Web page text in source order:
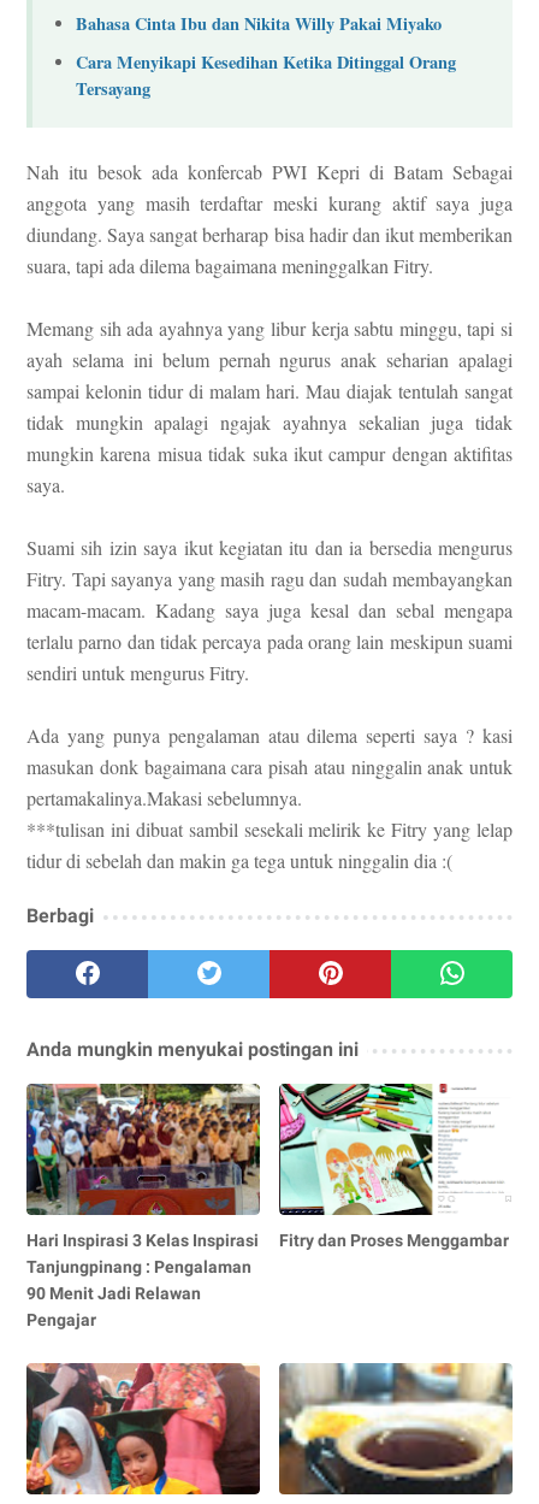
Bahasa Cinta Ibu dan Nikita Willy Pakai Miyako
Cara Menyikapi Kesedihan Ketika Ditinggal Orang
Tersayang
Nah itu besok ada konfercab PWI Kepri di Batam Sebagai
anggota yang masih terdaftar meski kurang aktif saya juga
diundang. Saya sangat berharap bisa hadir dan ikut memberikan
suara, tapi ada dilema bagaimana meninggalkan Fitry.
Memang sih ada ayahnya yang libur kerja sabtu minggu, tapi si
ayah selama ini belum pernah ngurus anak seharian apalagi
sampai kelonin tidur di malam hari. Mau diajak tentulah sangat
tidak mungkin apalagi ngajak ayahnya sekalian juga tidak
mungkin karena misua tidak suka ikut campur dengan aktifitas
saya.
Suami sih izin saya ikut kegiatan itu dan ia bersedia mengurus
Fitry. Tapi sayanya yang masih ragu dan sudah membayangkan
macam-macam. Kadang saya juga kesal dan sebal mengapa
terlalu parno dan tidak percaya pada orang lain meskipun suami
sendiri untuk mengurus Fitry.
Ada yang punya pengalaman atau dilema seperti saya ? kasi
masukan donk bagaimana cara pisah atau ninggalin anak untuk
pertamakalinya.Makasi sebelumnya.
***tulisan ini dibuat sambil sesekali melirik ke Fitry yang lelap
tidur di sebelah dan makin ga tega untuk ninggalin dia :(
Berbagi
Anda mungkin menyukai postingan ini
Hari Inspirasi 3 Kelas Inspirasi
Tanjungpinang : Pengalaman
90 Menit Jadi Relawan
Pengajar
Fitry dan Proses Menggambar